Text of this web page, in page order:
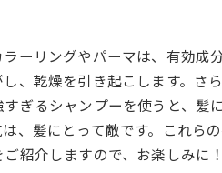
ーリングやパーマは、有効成
、乾燥を引き起こします。さ
ぎるシャンプーを使うと、髪
、髪にとって敵です。これら
紹介しますので、お楽しみに！